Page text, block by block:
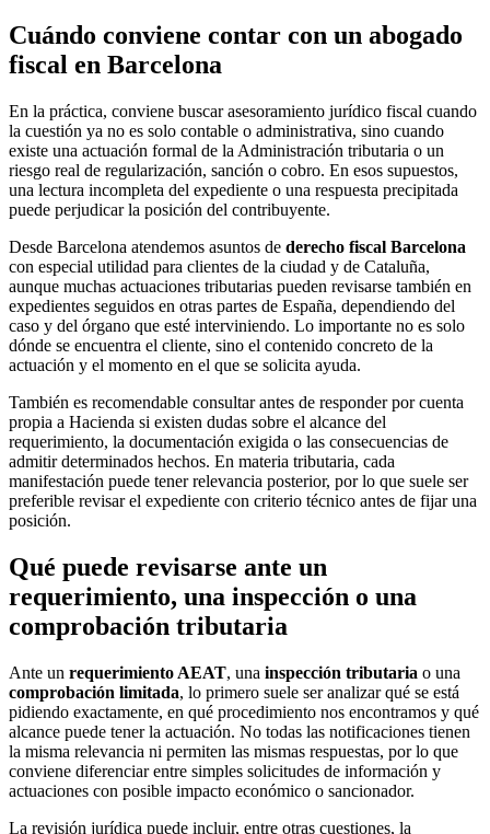
Cuándo conviene contar con un abogado
fiscal en Barcelona
En la práctica, conviene buscar asesoramiento jurídico fiscal cuando
la cuestión ya no es solo contable o administrativa, sino cuando
existe una actuación formal de la Administración tributaria o un
riesgo real de regularización, sanción o cobro. En esos supuestos,
una lectura incompleta del expediente o una respuesta precipitada
puede perjudicar la posición del contribuyente.
Desde Barcelona atendemos asuntos de derecho fiscal Barcelona
con especial utilidad para clientes de la ciudad y de Cataluña,
aunque muchas actuaciones tributarias pueden revisarse también en
expedientes seguidos en otras partes de España, dependiendo del
caso y del órgano que esté interviniendo. Lo importante no es solo
dónde se encuentra el cliente, sino el contenido concreto de la
actuación y el momento en el que se solicita ayuda.
También es recomendable consultar antes de responder por cuenta
propia a Hacienda si existen dudas sobre el alcance del
requerimiento, la documentación exigida o las consecuencias de
admitir determinados hechos. En materia tributaria, cada
manifestación puede tener relevancia posterior, por lo que suele ser
preferible revisar el expediente con criterio técnico antes de fijar una
posición.
Qué puede revisarse ante un
requerimiento, una inspección o una
comprobación tributaria
Ante un requerimiento AEAT, una inspección tributaria o una
comprobación limitada, lo primero suele ser analizar qué se está
pidiendo exactamente, en qué procedimiento nos encontramos y qué
alcance puede tener la actuación. No todas las notificaciones tienen
la misma relevancia ni permiten las mismas respuestas, por lo que
conviene diferenciar entre simples solicitudes de información y
actuaciones con posible impacto económico o sancionador.
La revisión jurídica puede incluir, entre otras cuestiones, la